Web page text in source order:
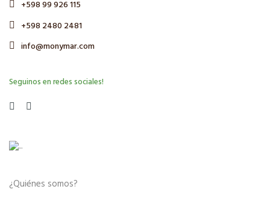
+598 99 926 115
+598 2480 2481
info@monymar.com
Seguinos en redes sociales!
¿Quiénes somos?